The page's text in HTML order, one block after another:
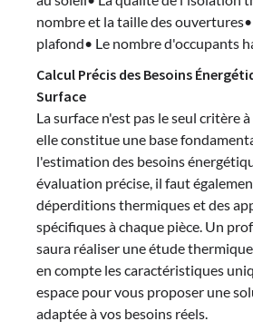
nombre et la taille des
plafond• Le nombre d'occupants
Calcul Précis des Besoins
Surface
La surface n'est pas le seul critère
elle constitue une base
l'estimation des besoins
évaluation précise, il faut
déperditions thermiques et des
spécifiques à chaque pièce. Un
saura réaliser une étude
en compte les caractéristiques
espace pour vous proposer une
adaptée à vos besoins réels.